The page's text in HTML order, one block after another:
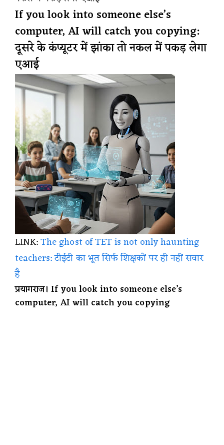
If you look into someone else’s
computer, AI will catch you copying:
दूसरे के कंप्यूटर में झांका तो नकल में पकड़ लेगा
एआई
LINK:The ghost of TET is not only haunting
teachers: टीईटी का भूत सिर्फ शिक्षकों पर ही नहीं सवार
है
प्रयागराज। If you look into someone else’s
computer, AI will catch you copying